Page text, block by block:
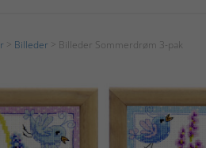
Billeder > Billeder Sommerdrøm 3-pak